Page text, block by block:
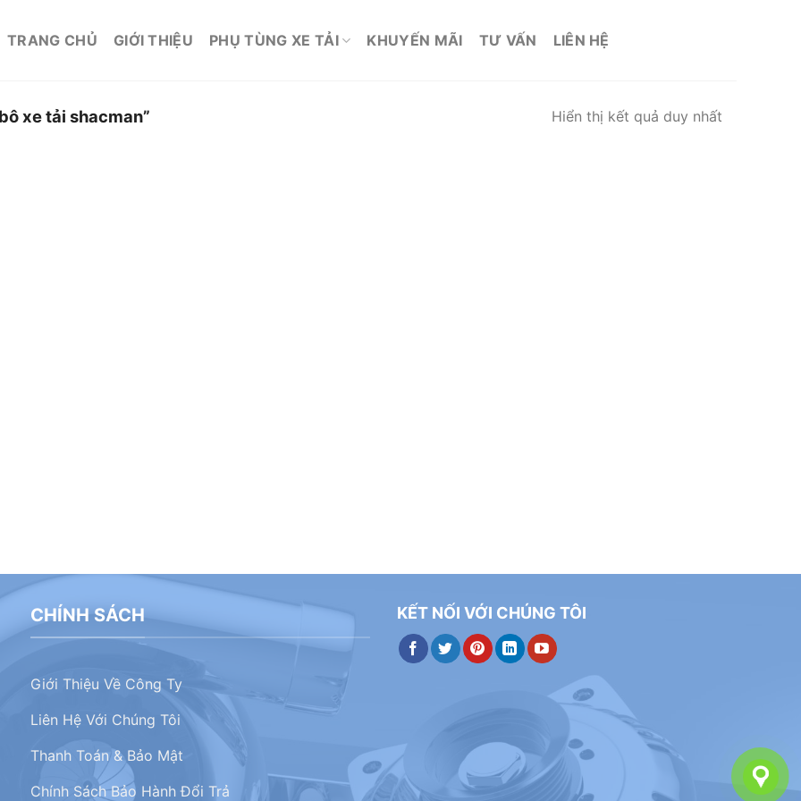
TRANG CHỦ GIỚI THIỆU PHỤ TÙNG XE TẢI KHUYẾN MÃI TƯ VẤN LIÊN HỆ
xe tải shacman” Hiển thị kết quả duy nhất
CHÍNH SÁCH
Giới Thiệu Về Công Ty
Liên Hệ Với Chúng Tôi
Thanh Toán & Bảo Mật
Chính Sách Bảo Hành Đổi Trả
KẾT NỐI VỚI CHÚNG TÔI